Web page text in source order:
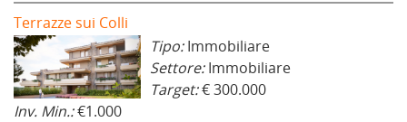
Terrazze sui Colli
Tipo:Immobiliare
Settore:Immobiliare
Target:€ 300.000
Inv. Min.:€1.000